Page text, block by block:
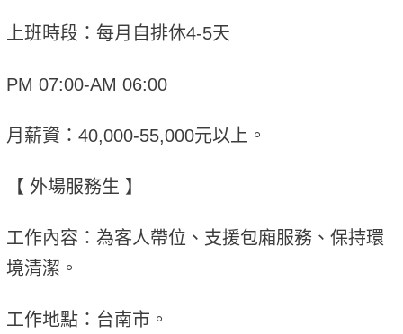
上班時段：每月自排休4-5天
PM 07:00-AM 06:00
月薪資：40,000-55,000元以上。
【 外場服務生 】
工作內容：為客人帶位、支援包廂服務、保持環
境清潔。
工作地點：台南市。